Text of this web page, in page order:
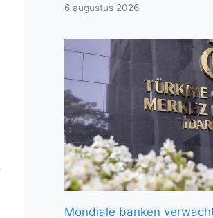
6 augustus 2026
Mondiale banken